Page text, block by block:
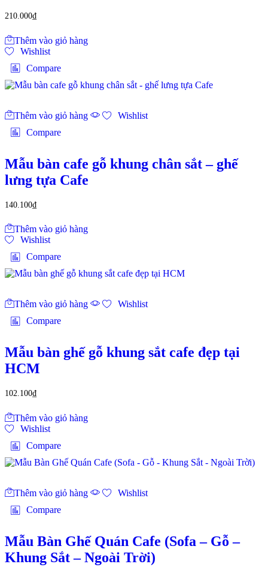
210.000₫
Thêm vào giỏ hàng
Wishlist
Compare
Thêm vào giỏ hàng
Wishlist
Compare
Mẫu bàn cafe gỗ khung chân sắt – ghế
lưng tựa Cafe
140.100₫
Thêm vào giỏ hàng
Wishlist
Compare
Thêm vào giỏ hàng
Wishlist
Compare
Mẫu bàn ghế gỗ khung sắt cafe đẹp tại
HCM
102.100₫
Thêm vào giỏ hàng
Wishlist
Compare
Thêm vào giỏ hàng
Wishlist
Compare
Mẫu Bàn Ghế Quán Cafe (Sofa – Gỗ –
Khung Sắt – Ngoài Trời)